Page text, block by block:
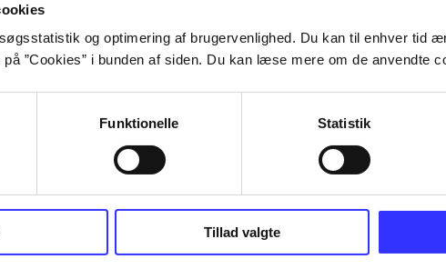
og optimering af brugervenlighed. Du kan til enhver tid
”Cookies” i bunden af siden. Du kan læse mere om de anvendte
Funktionelle Statistik
Tillad valgte